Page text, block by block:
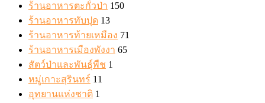
ร้านอาหารตะกั่วป่า 150
ร้านอาหารทับปุด 13
ร้านอาหารท้ายเหมือง 71
ร้านอาหารเมืองพังงา 65
สัตว์ป่าและพันธุ์พืช 1
หมู่เกาะสุรินทร์ 11
อุทยานแห่งชาติ 1